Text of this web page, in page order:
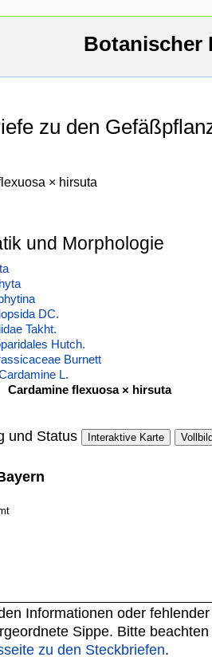
Botanischer
zu den
× hirsuta
und Morphologie
DC.
Takht.
Hutch.
Burnett
L.
Cardamine flexuosa × hirsuta
und Status Interaktive Karte
Informationen oder
Sippe. Bitte
zu den Steckbriefen.